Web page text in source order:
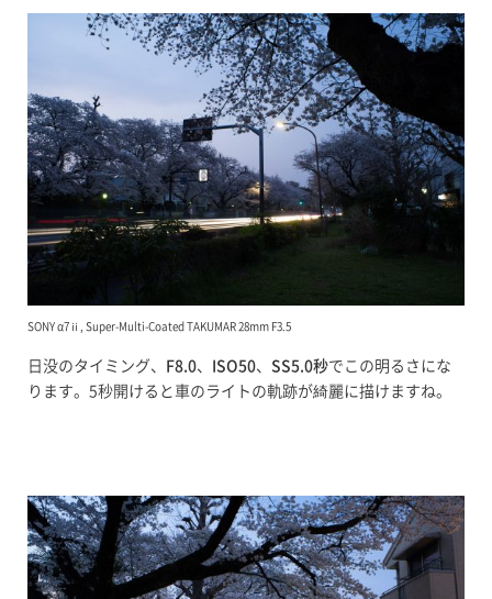
SONY α7ⅱ, Super-Multi-Coated TAKUMAR 28mm F3.5
日没のタイミング、 F8.0、 ISO50、 SS5.0秒でこの明るさにな
ります。5秒開けると車のライトの軌跡が綺麗に描けますね。